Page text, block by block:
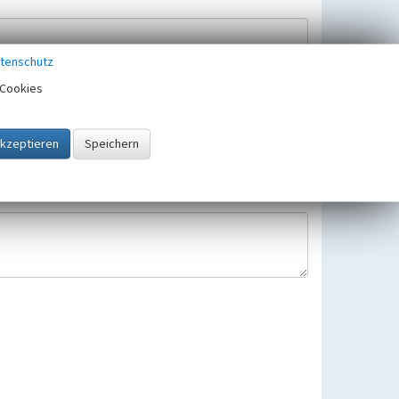
gespeichert und verwendet.
gültigen Europäischen